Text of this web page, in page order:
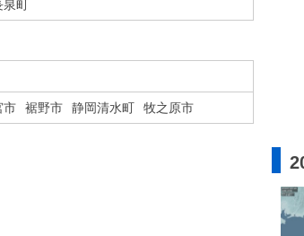
泉町
市 裾野市 静岡清水町 牧之原市